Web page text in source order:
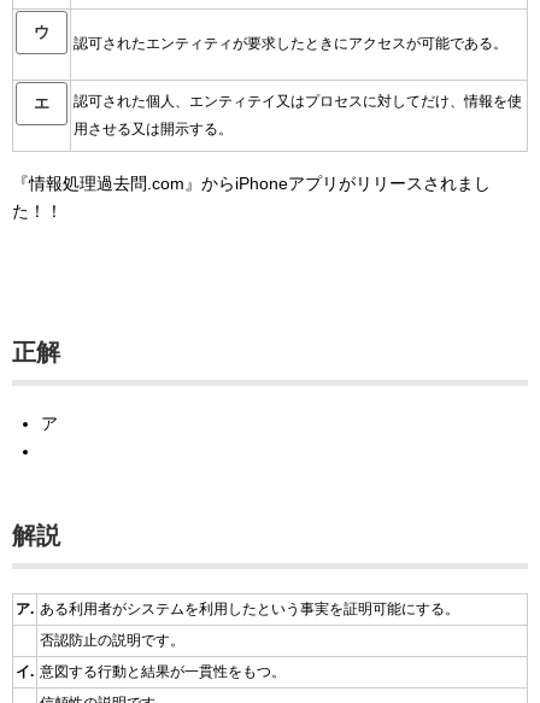
ウ
認可されたエンティティが要求したときにアクセスが可能である。
エ
認可された個人、エンティテイ又はプロセスに対してだけ、情報を使
用させる又は開示する。
『情報処理過去問.com』からiPhoneアプリがリリースされまし
た！！
正解
ア
解説
ア. ある利用者がシステムを利用したという事実を証明可能にする。
否認防止の説明です。
イ. 意図する行動と結果が一貫性をもつ。